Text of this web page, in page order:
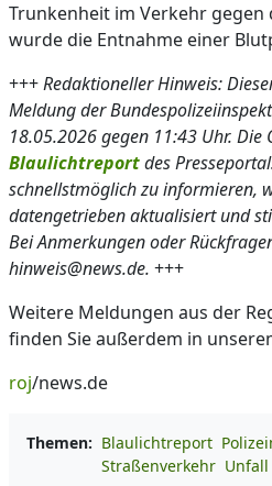
Trunkenheit im Verkehr gegen
wurde die Entnahme einer
+++Redaktioneller Hinweis:
Meldung der
18.05.2026 gegen 11:43 Uhr.
Blaulichtreportdes
schnellstmöglich zu informieren,
datengetrieben aktualisiert und
Bei Anmerkungen oder
hinweis@news.de. +++
Weitere Meldungen aus der
finden Sie außerdem in
roj/news.de
Themen: Blaulichtreport
Straßenverkehr Unfall